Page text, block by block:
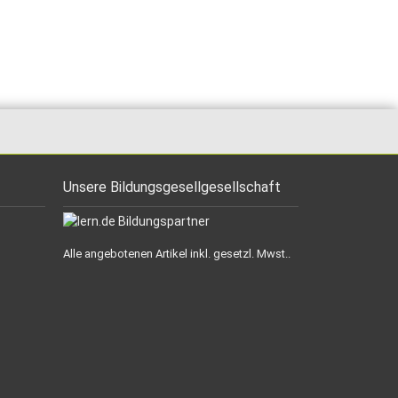
Unsere Bildungsgesellgesellschaft
Alle angebotenen Artikel inkl. gesetzl. Mwst..